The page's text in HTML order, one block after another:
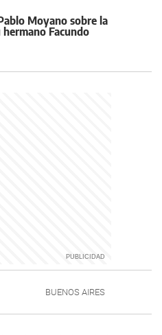
Moyano sobre la
Facundo
BUENOS AIRES